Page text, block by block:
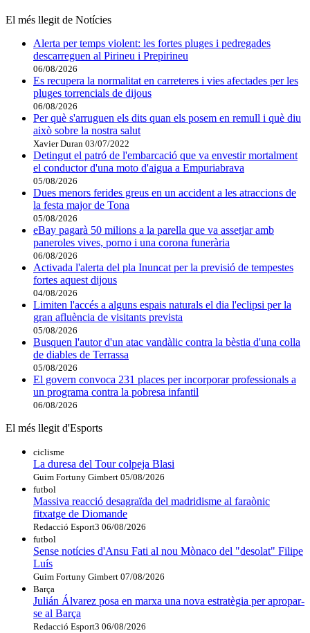
El més llegit de Notícies
Alerta per temps violent: les fortes pluges i pedregades
descarreguen al Pirineu i Prepirineu
06/08/2026
Es recupera la normalitat en carreteres i vies afectades per les
pluges torrencials de dijous
06/08/2026
Per què s'arruguen els dits quan els posem en remull i què diu
això sobre la nostra salut
Xavier Duran 03/07/2022
Detingut el patró de l'embarcació que va envestir mortalment
el conductor d'una moto d'aigua a Empuriabrava
05/08/2026
Dues menors ferides greus en un accident a les atraccions de
la festa major de Tona
05/08/2026
eBay pagarà 50 milions a la parella que va assetjar amb
paneroles vives, porno i una corona funerària
06/08/2026
Activada l'alerta del pla Inuncat per la previsió de tempestes
fortes aquest dijous
04/08/2026
Limiten l'accés a alguns espais naturals el dia l'eclipsi per la
gran afluència de visitants prevista
05/08/2026
Busquen l'autor d'un atac vandàlic contra la bèstia d'una colla
de diables de Terrassa
05/08/2026
El govern convoca 231 places per incorporar professionals a
un programa contra la pobresa infantil
06/08/2026
El més llegit d'Esports
ciclisme
La duresa del Tour colpeja Blasi
Guim Fortuny Gimbert 05/08/2026
futbol
Massiva reacció desagraïda del madridisme al faraònic
fitxatge de Diomande
Redacció Esport3 06/08/2026
futbol
Sense notícies d'Ansu Fati al nou Mònaco del "desolat" Filipe
Luís
Guim Fortuny Gimbert 07/08/2026
Barça
Julián Álvarez posa en marxa una nova estratègia per apropar-
se al Barça
Redacció Esport3 06/08/2026